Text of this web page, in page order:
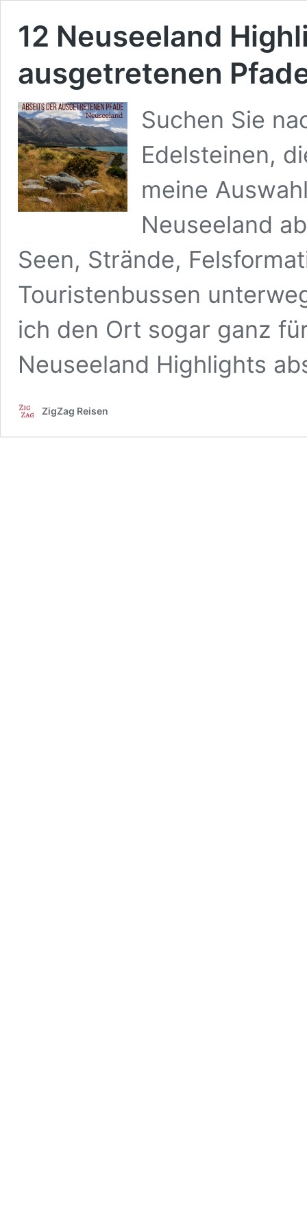
12 Neuseeland
ausgetretenen
Suchen Sie
Edelsteinen,
meine
Neuseeland
Seen, Strände,
Touristenbussen
ich den Ort sogar ganz
Neuseeland Highlights
ZigZag Reisen